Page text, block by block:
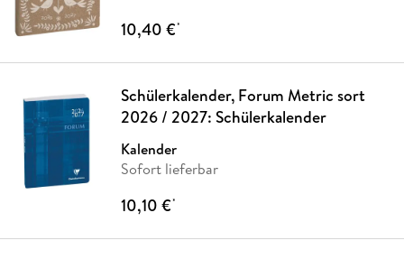
10,40 €*
Schülerkalender, Forum Metric sort
2026 / 2027: Schülerkalender
Kalender
Sofort lieferbar
10,10 €*